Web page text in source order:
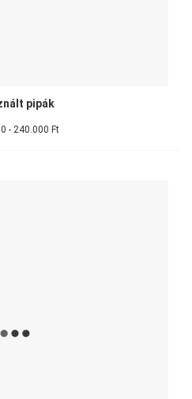
pipák
- 240.000 Ft